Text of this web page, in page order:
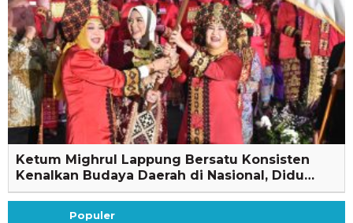
Ketum Mighrul Lappung Bersatu Konsisten
Kenalkan Budaya Daerah di Nasional, Didu…
Populer